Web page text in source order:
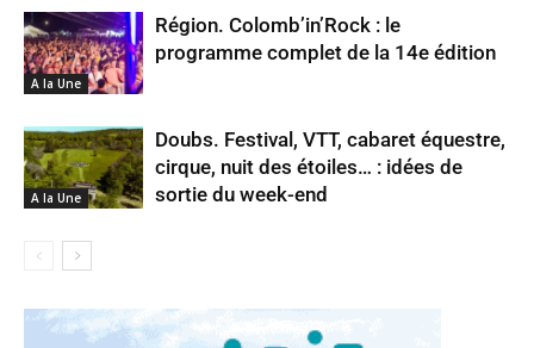
A la Une
Région. Colomb’in’Rock : le
programme complet de la 14e édition
A la Une
Doubs. Festival, VTT, cabaret équestre,
cirque, nuit des étoiles… : idées de
sortie du week-end